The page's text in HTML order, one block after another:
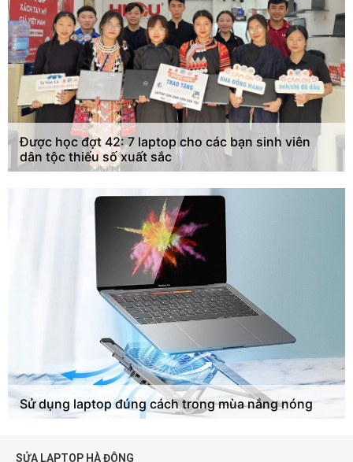
Được học đợt 42: 7 laptop cho các bạn sinh viên
dân tộc thiểu số xuất sắc
Sử dụng laptop đúng cách trong mùa nắng nóng
SỬA LAPTOP HÀ ĐÔNG